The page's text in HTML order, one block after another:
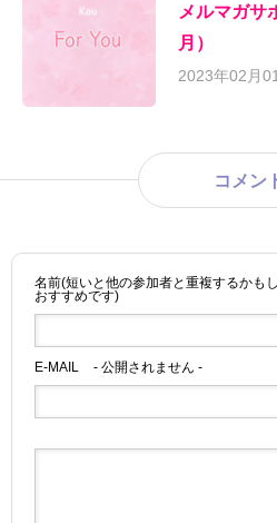
メルマガサ
月）
2023年02月
コメン
名前(短いと他の参加者と重複するかも
おすすめです)
E-MAIL - 公開されません -